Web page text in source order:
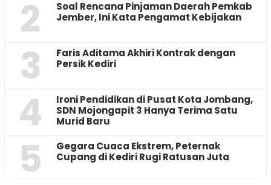
2
‎Soal Rencana Pinjaman Daerah Pemkab
Jember, Ini Kata Pengamat Kebijakan ‎
3
Faris Aditama Akhiri Kontrak dengan
Persik Kediri
4
Ironi Pendidikan di Pusat Kota Jombang,
SDN Mojongapit 3 Hanya Terima Satu
Murid Baru
5
‎Gegara Cuaca Ekstrem, Peternak
Cupang di Kediri Rugi Ratusan Juta